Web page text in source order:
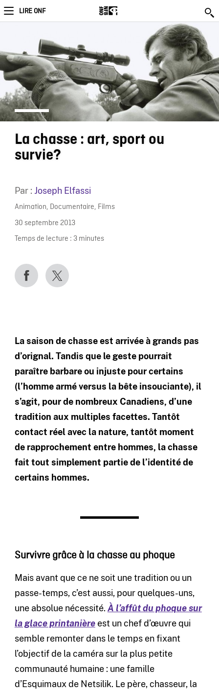
LIRE ONF
La chasse : art, sport ou
survie?
Par : Joseph Elfassi
Animation, Documentaire, Films
30 septembre 2013
Temps de lecture : 3 minutes
La saison de chasse est arrivée à grands pas
d’orignal. Tandis que le geste pourrait
paraître barbare ou injuste pour certains
(l’homme armé versus la bête insouciante), il
s’agit, pour de nombreux Canadiens, d’une
tradition aux multiples facettes. Tantôt
contact réel avec la nature, tantôt moment
de rapprochement entre hommes, la chasse
fait tout simplement partie de l’identité de
certains hommes.
Survivre grâce à la chasse au phoque
Mais avant que ce ne soit une tradition ou un
passe-temps, c’est aussi, pour quelques-uns,
une absolue nécessité. À l’affût du phoque sur
la glace printanièreest un chef d’œuvre qui
semble remonter dans le temps en fixant
l’objectif de la caméra sur la plus petite
communauté humaine : une famille
d’Esquimaux de Netsilik. Le père, chasseur, la